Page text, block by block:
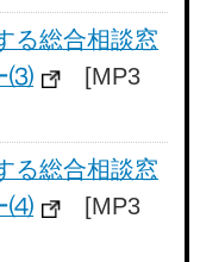
る総合相談窓
⑶
[MP3
る総合相談窓
⑷
[MP3